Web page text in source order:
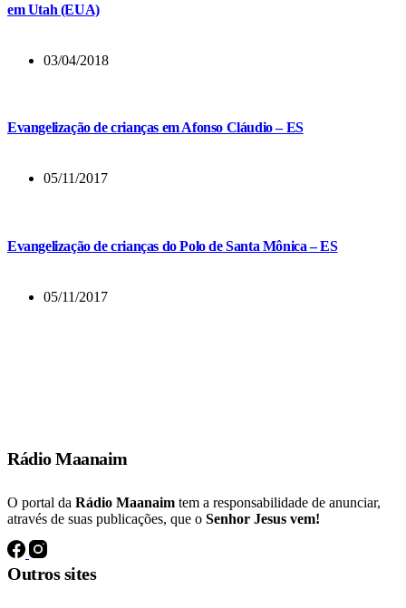
em Utah (EUA)
03/04/2018
Evangelização de crianças em Afonso Cláudio – ES
05/11/2017
Evangelização de crianças do Polo de Santa Mônica – ES
05/11/2017
Rádio Maanaim
O portal da Rádio Maanaim tem a responsabilidade de anunciar,
através de suas publicações, que o Senhor Jesus vem!
Outros sites